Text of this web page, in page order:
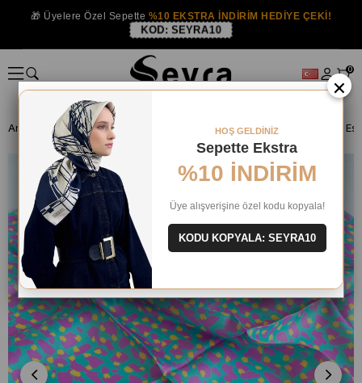
🎁 Üyelere Özel Sepette %10 EKSTRA İNDİRİM HEDİYE ÇEKİ!
KOD: SEYRA10
0
Anasayfa İPEK EŞARP Belli İpek 2024-25 Kış
×
HOŞ GELDİNİZ
Sepette Ekstra
%10 İNDİRİM
Üye alışverişine özel kodu kopyala!
KODU KOPYALA: SEYRA10